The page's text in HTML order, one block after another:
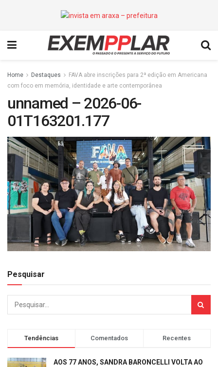
Home Destaques
FAVA abre inscrições para 2ª edição em Americana
com foco em memória, identidade e arte contemporânea
unnamed – 2026-06-
01T163201.177
Pesquisar
Tendências Comentados Recentes
AOS 77 ANOS, SANDRA BARONCELLI VOLTA AO